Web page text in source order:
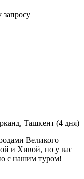
Ташкент (4 дня)
Великого
и Хивой, но у вас
с нашим туром!